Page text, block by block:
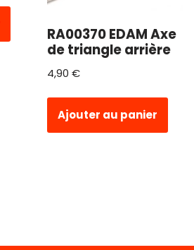
RA00370 EDAM Axe
de triangle arrière
4,90 €
Ajouter au panier